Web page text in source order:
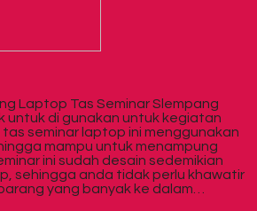
Laptop Tas Seminar Slempang
untuk di gunakan untuk kegiatan
tas seminar laptop ini menggunakan
mampu untuk menampung
ini sudah desain sedemikian
sehingga anda tidak perlu khawatir
yang banyak ke dalam…